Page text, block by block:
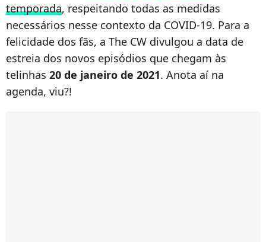
temporada, respeitando todas as medidas
necessários nesse contexto da COVID-19. Para a
felicidade dos fãs, a The CW divulgou a data de
estreia dos novos episódios que chegam às
telinhas 20 de janeiro de 2021. Anota aí na
agenda, viu?!